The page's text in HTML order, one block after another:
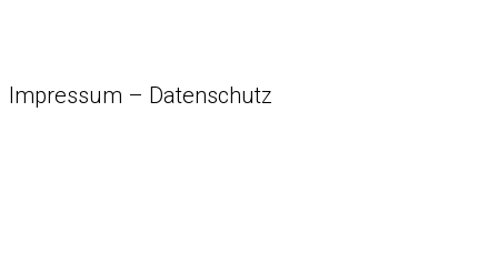
Impressum – Datenschutz